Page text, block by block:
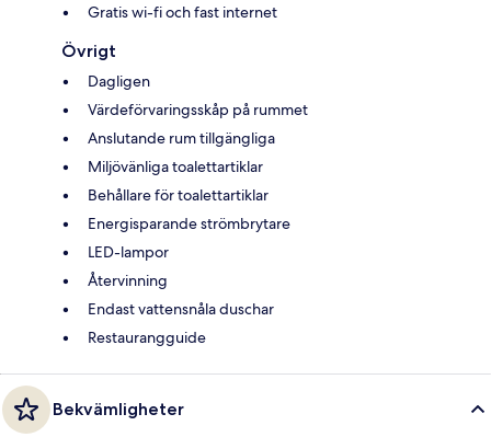
Gratis wi-fi och fast internet
Övrigt
Dagligen
Värdeförvaringsskåp på rummet
Anslutande rum tillgängliga
Miljövänliga toalettartiklar
Behållare för toalettartiklar
Energisparande strömbrytare
LED-lampor
Återvinning
Endast vattensnåla duschar
Restaurangguide
Bekvämligheter